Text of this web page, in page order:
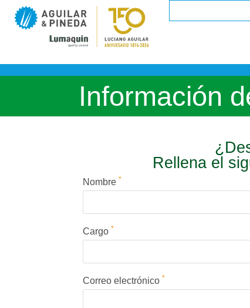
Información
Rellena el
Nombre *
Cargo *
Correo electrónico *